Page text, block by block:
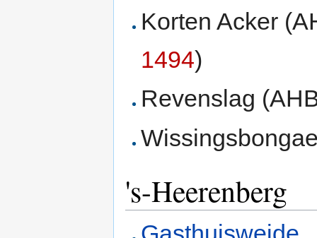
Korten Acker
1494)
Revenslag
's-Heerenberg